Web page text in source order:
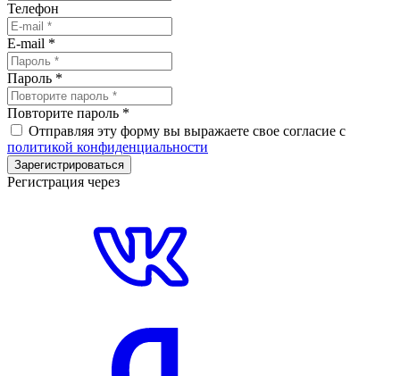
Телефон
E-mail *
Пароль *
Повторите пароль *
Отправляя эту форму вы выражаете свое согласие с
политикой конфиденциальности
Зарегистрироваться
Регистрация через